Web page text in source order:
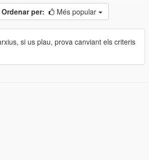
Ordenar per: Més popular
si us plau, prova canviant els criteris